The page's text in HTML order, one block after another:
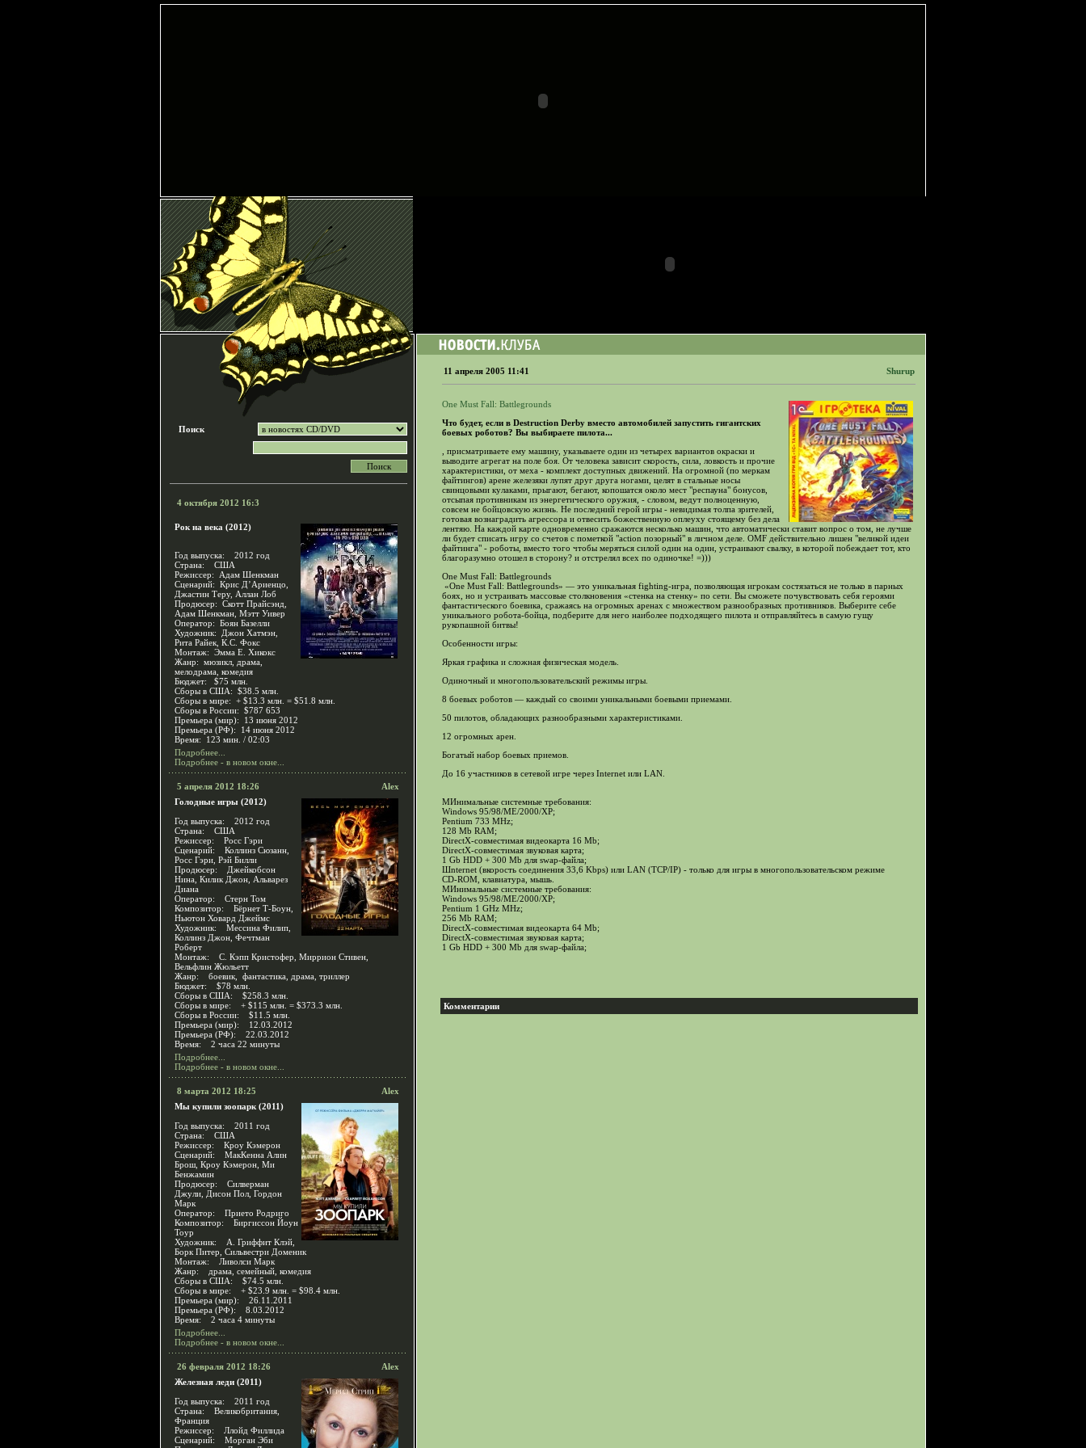
Поиск
4 октября 2012 16:3
Рок на века (2012)
Год выпуска: 2012 год
Страна: США
Режиссер: Адам Шенкман
Сценарий: Крис Д’Ариенцо,
Джастин Теру, Аллан Лоб
Продюсер: Скотт Прайсэнд,
Адам Шенкман, Мэтт Уивер
Оператор: Боян Базелли
Художник: Джон Хатмэн,
Рита Райек, К.С. Фокс
Монтаж: Эмма Е. Хикокс
Жанр: мюзикл, драма,
мелодрама, комедия
Бюджет: $75 млн.
Сборы в США: $38.5 млн.
Сборы в мире: + $13.3 млн. = $51.8 млн.
Сборы в России: $787 653
Премьера (мир): 13 июня 2012
Премьера (РФ): 14 июня 2012
Время: 123 мин. / 02:03
Подробнее...
Подробнее - в новом окне...
5 апреля 2012 18:26
Alex
Голодные игры (2012)
Год выпуска: 2012 год
Страна: США
Режиссер: Росс Гэри
Сценарий: Коллинз Сюзанн,
Росс Гэри, Рэй Билли
Продюсер: Джейкобсон
Нина, Килик Джон, Альварез
Диана
Оператор: Стерн Том
Композитор: Бёрнет Т-Боун,
Ньютон Ховард Джеймс
Художник: Мессина Филип,
Коллинз Джон, Фечтман
Роберт
Монтаж: С. Кэпп Кристофер, Миррион Стивен,
Вельфлин Жюльетт
Жанр: боевик, фантастика, драма, триллер
Бюджет: $78 млн.
Сборы в США: $258.3 млн.
Сборы в мире: + $115 млн. = $373.3 млн.
Сборы в России: $11.5 млн.
Премьера (мир): 12.03.2012
Премьера (РФ): 22.03.2012
Время: 2 часа 22 минуты
Подробнее...
Подробнее - в новом окне...
8 марта 2012 18:25
Alex
Мы купили зоопарк (2011)
Год выпуска: 2011 год
Страна: США
Режиссер: Кроу Кэмерон
Сценарий: МакКенна Алин
Брош, Кроу Кэмерон, Ми
Бенжамин
Продюсер: Силверман
Джули, Дисон Пол, Гордон
Марк
Оператор: Прието Родриго
Композитор: Биргиссон Йоун
Тоур
Художник: А. Гриффит Клэй,
Борк Питер, Сильвестри Доменик
Монтаж: Ливолси Марк
Жанр: драма, семейный, комедия
Сборы в США: $74.5 млн.
Сборы в мире: + $23.9 млн. = $98.4 млн.
Премьера (мир): 26.11.2011
Премьера (РФ): 8.03.2012
Время: 2 часа 4 минуты
Подробнее...
Подробнее - в новом окне...
26 февраля 2012 18:26
Alex
Железная леди (2011)
Год выпуска: 2011 год
Страна: Великобритания,
Франция
Режиссер: Ллойд Филлида
Сценарий: Морган Эби
11 апреля 2005 11:41 Shurup
One Must Fall: Battlegrounds
Что будет, если в Destruction Derby вместо автомобилей запустить гигантских
боевых роботов? Вы выбираете пилота...
, присматриваете ему машину, указываете один из четырех вариантов окраски и
выводите агрегат на поле боя. От человека зависит скорость, сила, ловкость и прочие
характеристики, от меха - комплект доступных движений. На огромной (по меркам
файтингов) арене железяки лупят друг друга ногами, целят в стальные носы
свинцовыми кулаками, прыгают, бегают, копошатся около мест "респауна" бонусов,
отсыпая противникам из энергетического оружия, - словом, ведут полноценную,
совсем не бойцовскую жизнь. Не последний герой игры - невидимая толпа зрителей,
готовая вознаградить агрессора и отвесить божественную оплеуху стоящему без дела
лентяю. На каждой карте одновременно сражаются несколько машин, что автоматически ставит вопрос о том, не лучше
ли будет списать игру со счетов с пометкой "action позорный" в личном деле. OMF действительно лишен "великой идеи
файтинга" - роботы, вместо того чтобы меряться силой один на один, устраивают свалку, в которой побеждает тот, кто
благоразумно отошел в сторону? и отстрелял всех по одиночке! =)))
One Must Fall: Battlegrounds
«One Must Fall: Battlegrounds» — это уникальная fighting-игра, позволяющая игрокам состязаться не только в парных
боях, но и устраивать массовые столкновения «стенка на стенку» по сети. Вы сможете почувствовать себя героями
фантастического боевика, сражаясь на огромных аренах с множеством разнообразных противников. Выберите себе
уникального робота-бойца, подберите для него наиболее подходящего пилота и отправляйтесь в самую гущу
рукопашной битвы!
Особенности игры:
Яркая графика и сложная физическая модель.
Одиночный и многопользовательский режимы игры.
8 боевых роботов — каждый со своими уникальными боевыми приемами.
50 пилотов, обладающих разнообразными характеристиками.
12 огромных арен.
Богатый набор боевых приемов.
До 16 участников в сетевой игре через Internet или LAN.
МИнимальные системные требования:
Windows 95/98/ME/2000/XP;
Pentium 733 МHz;
128 Мb RAM;
DirectX-совместимая видеокарта 16 Мb;
DirectX-совместимая звуковая карта;
1 Gb HDD + 300 Мb для swap-файла;
Шnternet (вкорость соединения 33,6 Kbps) или LAN (TCP/IP) - только для игры в многопользовательском режиме
CD-ROM, клавиатура, мышь.
МИнимальные системные требования:
Windows 95/98/ME/2000/XP;
Pentium 1 GHz МHz;
256 Мb RAM;
DirectX-совместимая видеокарта 64 Мb;
DirectX-совместимая звуковая карта;
1 Gb HDD + 300 Мb для swap-файла;
Комментарии